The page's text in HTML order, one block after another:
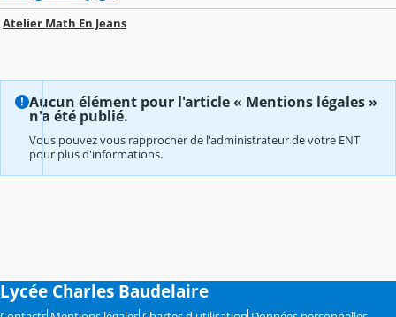
Atelier Math En Jeans
Aucun élément pour l'article « Mentions légales »
n'a été publié.
Vous pouvez vous rapprocher de l'administrateur de votre ENT
pour plus d'informations.
Lycée Charles Baudelaire